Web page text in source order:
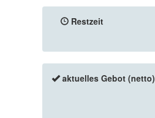
Restzeit
aktuelles Gebot (netto)